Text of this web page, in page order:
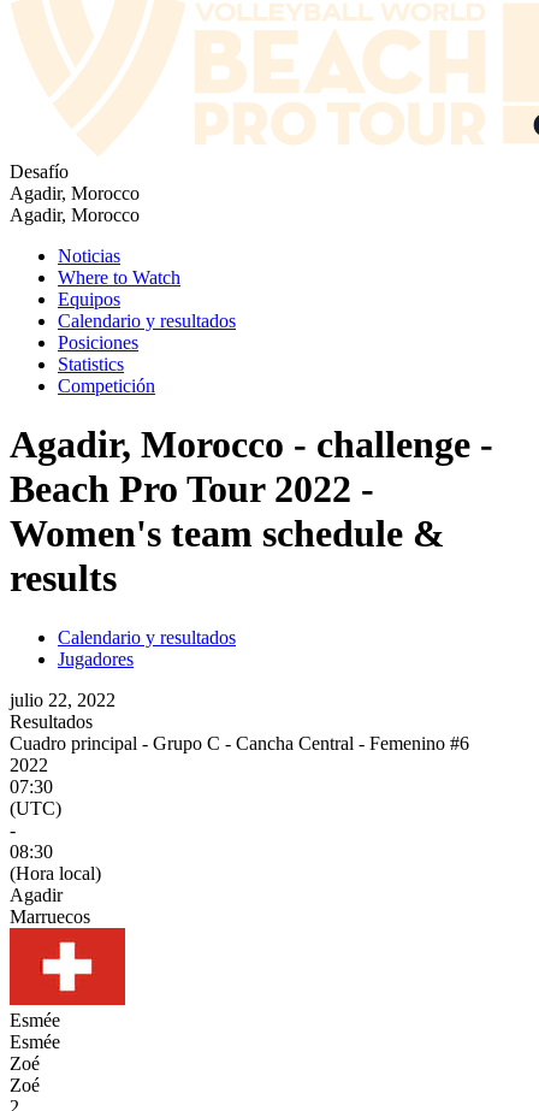
Desafío
Agadir, Morocco
Agadir, Morocco
Noticias
Where to Watch
Equipos
Calendario y resultados
Posiciones
Statistics
Competición
Agadir, Morocco - challenge -
Beach Pro Tour 2022 -
Women's team schedule &
results
Calendario y resultados
Jugadores
julio 22, 2022
Resultados
Cuadro principal - Grupo C - Cancha Central - Femenino #6
2022
07:30
(UTC)
-
08:30
(Hora local)
Agadir
Marruecos
Esmée
Esmée
Zoé
Zoé
2